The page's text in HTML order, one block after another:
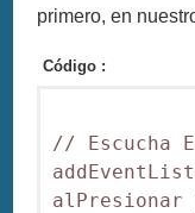
primero, en
Código :
// Escucha
alPresionar